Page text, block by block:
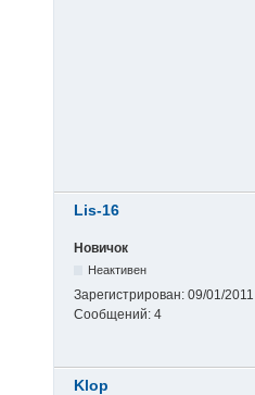
Lis-16
Новичок
Неактивен
Зарегистрирован: 09/01/2011
Сообщений: 4
Klop